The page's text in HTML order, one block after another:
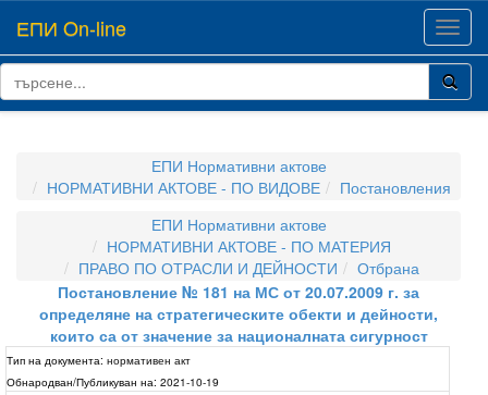
ЕПИ On-line
ЕПИ Нормативни актове
НОРМАТИВНИ АКТОВЕ - ПО ВИДОВЕ
Постановления
ЕПИ Нормативни актове
НОРМАТИВНИ АКТОВЕ - ПО МАТЕРИЯ
ПРАВО ПО ОТРАСЛИ И ДЕЙНОСТИ
Отбрана
Постановление № 181 на МС от 20.07.2009 г. за
определяне на стратегическите обекти и дейности,
които са от значение за националната сигурност
Тип на документа: нормативен акт
Обнародван/Публикуван на: 2021-10-19